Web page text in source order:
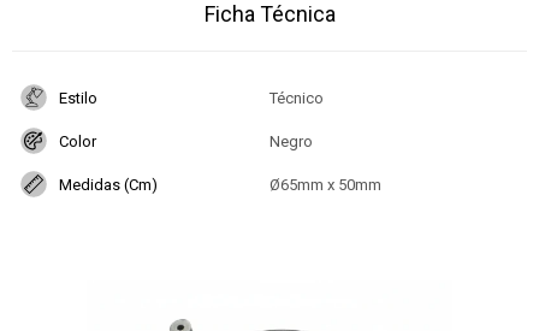
Ficha Técnica
Estilo Técnico
Color Negro
Medidas (Cm) Ø65mm x 50mm